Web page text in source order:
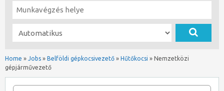
Home » Jobs » Belföldi gépkocsivezető » Hűtőkocsi » Nemzetközi
gépjárművezető